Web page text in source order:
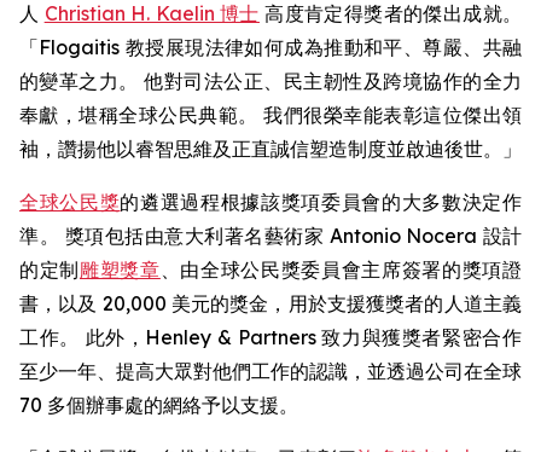
人 Christian H. Kaelin 博士 高度肯定得獎者的傑出成就。
「Flogaitis 教授展現法律如何成為推動和平、尊嚴、共融
的變革之力。 他對司法公正、民主韌性及跨境協作的全力
奉獻，堪稱全球公民典範。 我們很榮幸能表彰這位傑出領
袖，讚揚他以睿智思維及正直誠信塑造制度並啟迪後世。」
全球公民獎的遴選過程根據該獎項委員會的大多數決定作
準。 獎項包括由意大利著名藝術家 Antonio Nocera 設計
的定制雕塑獎章、由全球公民獎委員會主席簽署的獎項證
書，以及 20,000 美元的獎金，用於支援獲獎者的人道主義
工作。 此外，Henley & Partners 致力與獲獎者緊密合作
至少一年、提高大眾對他們工作的認識，並透過公司在全球
70 多個辦事處的網絡予以支援。